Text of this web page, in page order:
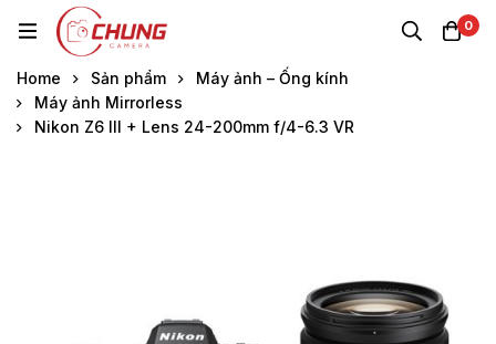
0
Home Sản phẩm
Máy ảnh – Ống kính
Máy ảnh Mirrorless
Nikon Z6 III + Lens 24-200mm f/4-6.3 VR